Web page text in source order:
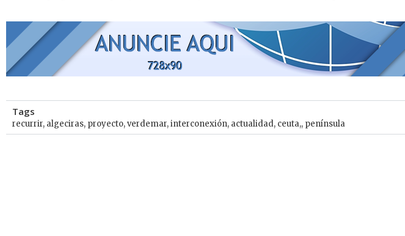
Tags
recurrir, algeciras, proyecto,verdemar,interconexión, actualidad, ceuta,, península